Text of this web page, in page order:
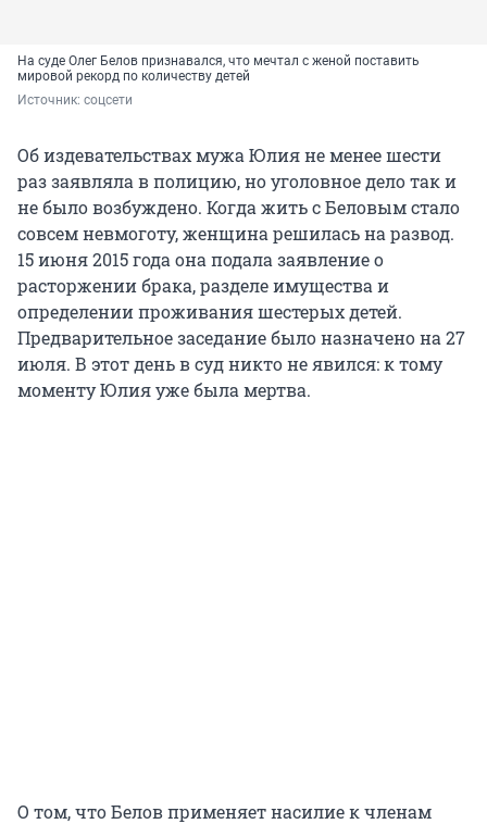
На суде Олег Белов признавался, что мечтал с женой поставить
мировой рекорд по количеству детей
Источник: соцсети
Об издевательствах мужа Юлия не менее шести
раз заявляла в полицию, но уголовное дело так и
не было возбуждено. Когда жить с Беловым стало
совсем невмоготу, женщина решилась на развод.
15 июня 2015 года она подала заявление о
расторжении брака, разделе имущества и
определении проживания шестерых детей.
Предварительное заседание было назначено на 27
июля. В этот день в суд никто не явился: к тому
моменту Юлия уже была мертва.
О том, что Белов применяет насилие к членам